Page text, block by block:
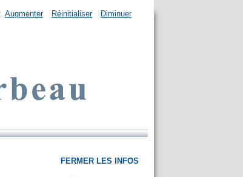
Augmenter Réinitialiser Diminuer
FERMER LES INFOS